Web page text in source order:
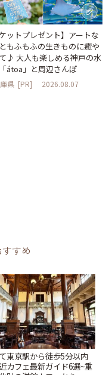
ケットプレゼント】アートな
もふもふの生きものに癒や
♪ 大人も楽しめる神戸の水
átoa」と周辺さんぽ
県 [PR] 2026.08.07
すめ
東京駅から徒歩5分以内
カフェ最新ガイド6選~重